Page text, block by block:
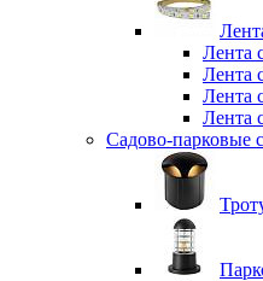
Лента
Лента
Лента
Лента
Садово-парковые